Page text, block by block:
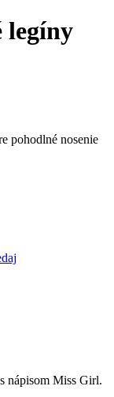
legíny
pohodlné nosenie
nápisom Miss Girl.